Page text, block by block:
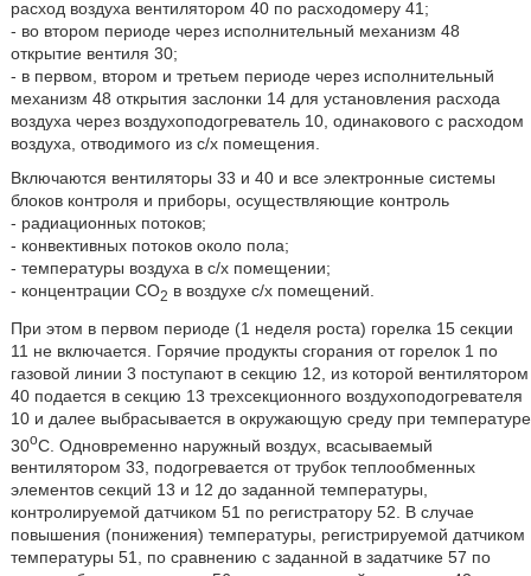
расход воздуха вентилятором 40 по расходомеру 41;
- во втором периоде через исполнительный механизм 48
открытие вентиля 30;
- в первом, втором и третьем периоде через исполнительный
механизм 48 открытия заслонки 14 для установления расхода
воздуха через воздухоподогреватель 10, одинакового с расходом
воздуха, отводимого из с/х помещения.
Включаются вентиляторы 33 и 40 и все электронные системы
блоков контроля и приборы, осуществляющие контроль
- радиационных потоков;
- конвективных потоков около пола;
- температуры воздуха в с/х помещении;
- концентрации CО2 в воздухе с/х помещений.
При этом в первом периоде (1 неделя роста) горелка 15 секции
11 не включается. Горячие продукты сгорания от горелок 1 по
газовой линии 3 поступают в секцию 12, из которой вентилятором
40 подается в секцию 13 трехсекционного воздухоподогревателя
10 и далее выбрасывается в окружающую среду при температуре
30oС. Одновременно наружный воздух, всасываемый
вентилятором 33, подогревается от трубок теплообменных
элементов секций 13 и 12 до заданной температуры,
контролируемой датчиком 51 по регистратору 52. В случае
повышения (понижения) температуры, регистрируемой датчиком
температуры 51, по сравнению с заданной в задатчике 57 по